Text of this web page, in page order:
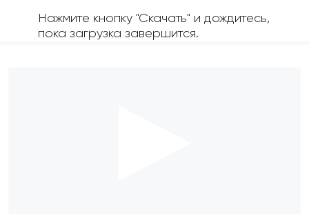
Нажмите кнопку "Скачать" и дождитесь,
пока загрузка завершится.